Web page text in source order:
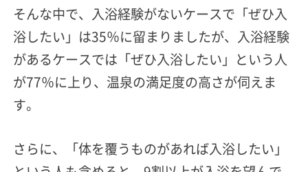
そんな中で、入浴経験がないケースで「ぜひ入
浴したい」は35％に留まりましたが、入浴経験
があるケースでは「ぜひ入浴したい」という人
が77％に上り、 温泉の満足度の高さが伺えま
す。
さらに、「体を覆うものがあれば入浴したい」